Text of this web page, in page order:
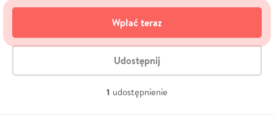
Wpłać teraz
Udostępnij
1 udostępnienie